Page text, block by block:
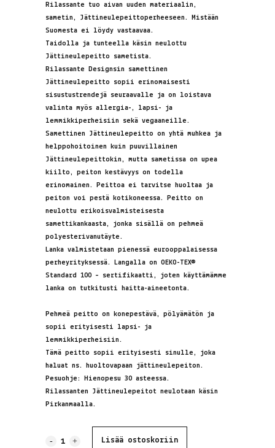
Rilassante tuo aivan uuden materiaalin,
sametin, Jättineulepeittoperheeseen. Mistään
Suomesta ei löydy vastaavaa.
Taidolla ja tunteella käsin neulottu
Jättineulepeitto sametista.
Rilassante Designsin samettinen
Jättineulepeitto sopii erinomaisesti
sisustustrendejä seuraavalle ja on loistava
valinta myös allergia-, lapsi- ja
lemmikkiperheisiin sekä vegaaneille.
Samettinen Jättineulepeitto on yhtä muhkea ja
helppohoitoinen kuin puuvillainen
Jättineulepeittokin, mutta sametissa on upea
kiilto, peiton kestävyys on todella
erinomainen. Peittoa ei tarvitse huoltaa ja
peiton voi pestä kotikoneessa. Peitto on
neulottu erikoisvalmisteisesta
samettikankaasta, jonka sisällä on pehmeä
polyesterivanutäyte.
Lanka valmistetaan pienessä eurooppalaisessa
perheyrityksessä. Langalla on OEKO-TEX®
Standard 100 – sertifikaatti, joten käyttämämme
lanka on tutkitusti haitta-aineetonta.
Pehmeä peitto on konepestävä, pölyämätön ja
sopii erityisesti lapsi- ja
lemmikkiperheisiin.
Tämä peitto sopii erityisesti sinulle, joka
haluat ns. huoltovapaan jättineulepeiton.
Pesuohje: Hienopesu 30 asteessa.
Rilassanten Jättineulepeitot neulotaan käsin
Pirkanmaalla.
Jättineulepeitto, Lisää ostoskoriin